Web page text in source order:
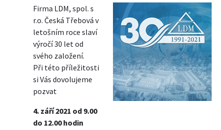
Firma LDM, spol. s
r.o. Česká Třebová v
letošním roce slaví
výročí 30 let od
svého založení.
Při této příležitosti
si Vás dovolujeme
pozvat
4. září 2021 od 9.00
do 12.00 hodin